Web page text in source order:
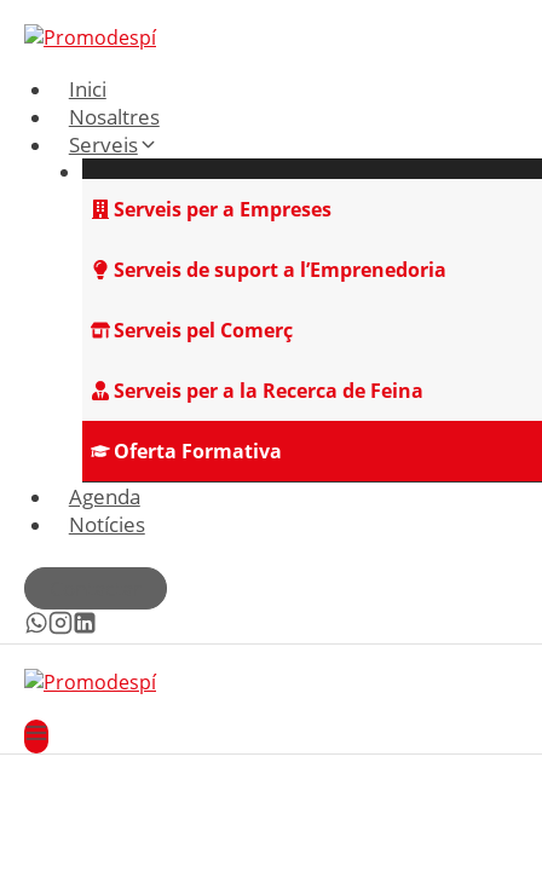
Inici
Nosaltres
Serveis
Serveis per a Empreses
Serveis de suport a l’Emprenedoria
Serveis pel Comerç
Serveis per a la Recerca de Feina
Oferta Formativa
Agenda
Notícies